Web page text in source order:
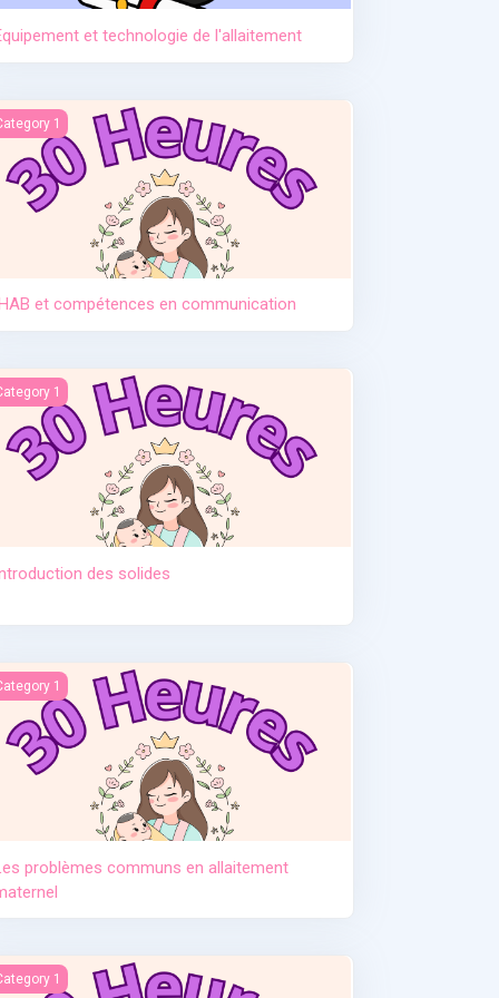
et technologie de l'allaitement
et compétences en communication
1
IHAB et compétences en communication
des solides
1
des solides
Pr Djamil Lebane
problèmes communs en allaitement maternel
1
problèmes communs en allaitement
post partum
1